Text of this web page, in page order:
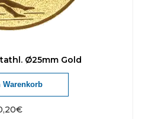
Ø25mm Gold
€
Warenkorb